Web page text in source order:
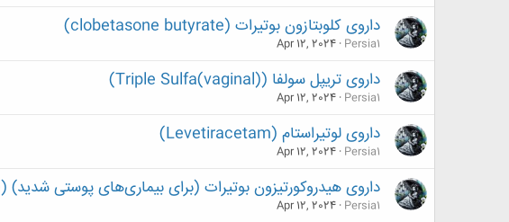
داروی کلوبتازون بوتیرات (clobetasone butyrate)
Persia1
Apr 12, 2024
داروی تریپل سولفا (Triple Sulfa(vaginal))
Persia1
Apr 12, 2024
داروی لوتیراستام (Levetiracetam)
Persia1
Apr 12, 2024
داروی هیدروکورتیزون بوتیرات (برای بیماری‌های پوستی شدید) (Hydrocortisone butyrate)
Persia1
Apr 12, 2024